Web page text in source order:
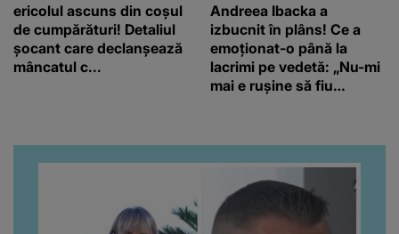
ericolul ascuns din coșul
de cumpărături! Detaliul
șocant care declanșează
mâncatul c...
Andreea Ibacka a
izbucnit în plâns! Ce a
emoționat-o până la
lacrimi pe vedetă: „Nu-mi
mai e rușine să fiu